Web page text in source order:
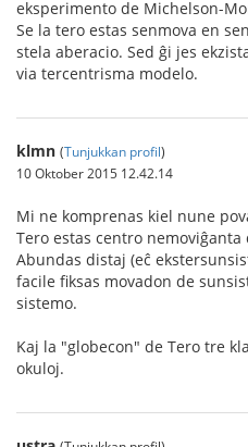
eksperimento de Michelson-
Se la tero estas senmova en
stela aberacio. Sed ĝi jes
via tercentrisma modelo.
klmn (Tunjukkan profil)
10 Oktober 2015 12.42.14
Mi ne komprenas kiel nune
Tero estas centro nemoviĝanta
Abundas distaj (eĉ
facile fiksas movadon de
sistemo.
Kaj la "globecon" de Tero tre
okuloj.